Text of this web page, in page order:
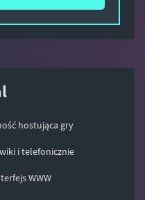
hostująca gry
i telefonicznie
WWW